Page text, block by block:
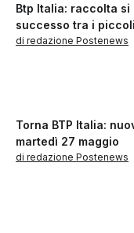
Btp Italia: raccolta si
successo tra i
di redazione Postenews
Torna BTP Italia:
martedì 27 maggio
di redazione Postenews